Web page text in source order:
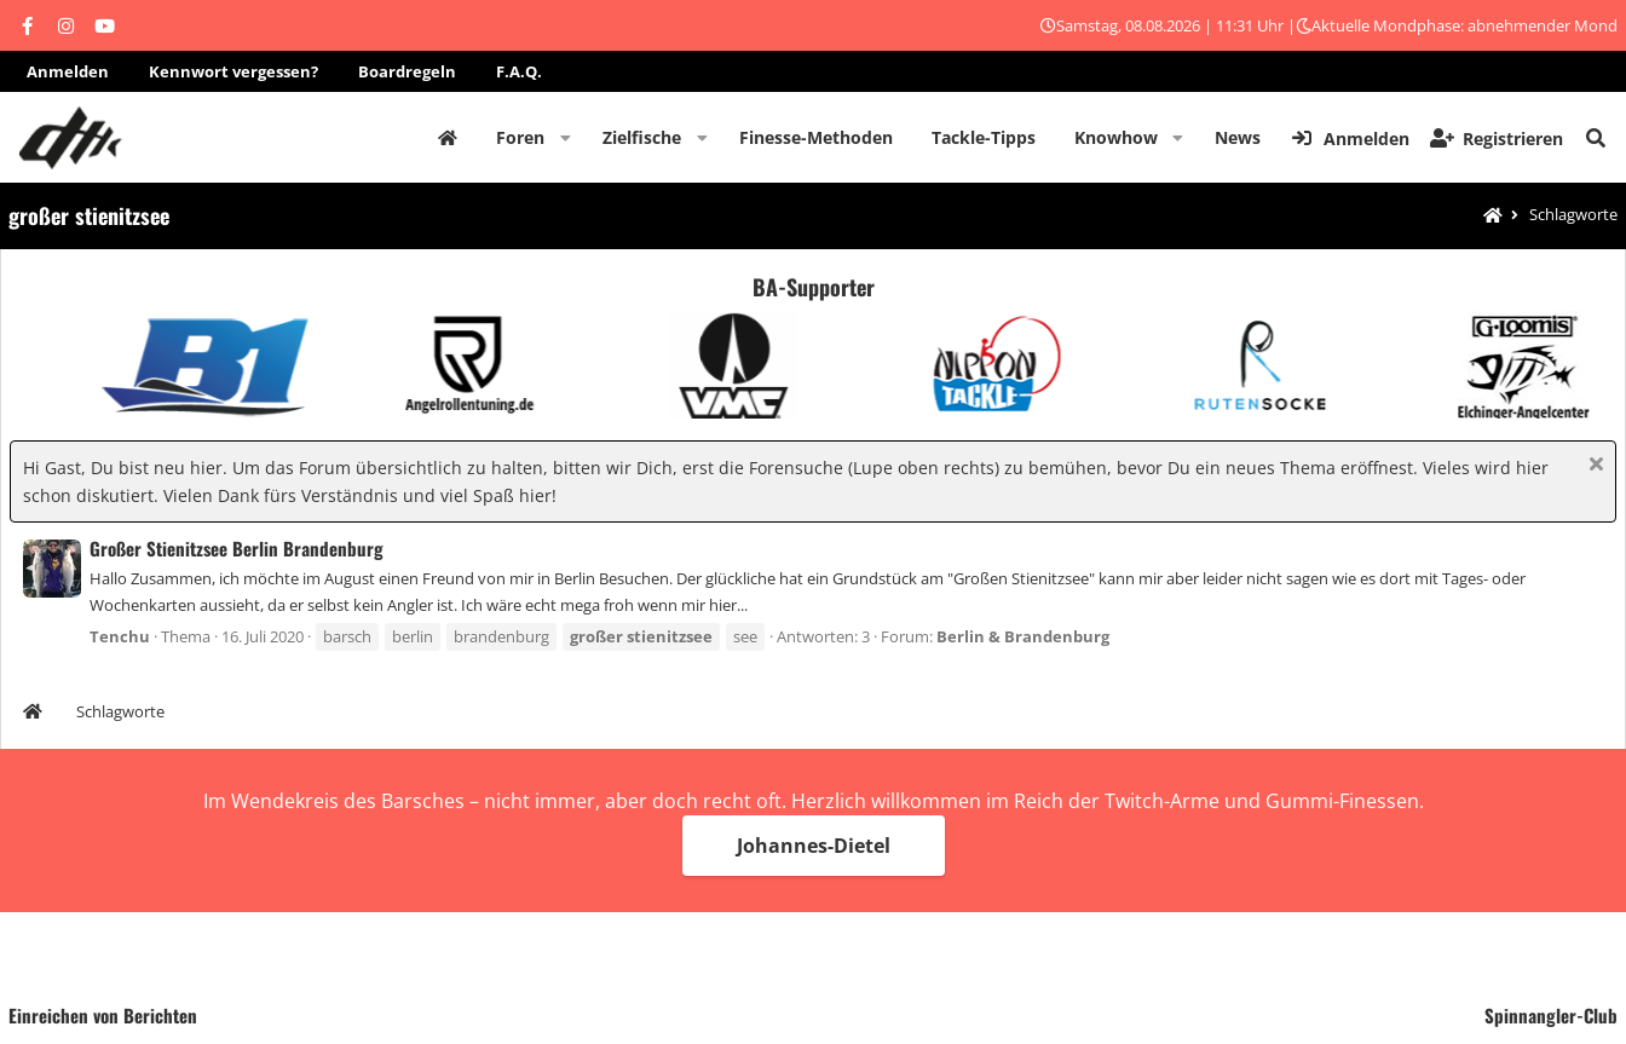
Samstag, 08.08.2026 | 11:31 Uhr | Aktuelle Mondphase: abnehmender Mond
Anmelden Kennwort vergessen? Boardregeln F.A.Q.
Foren Zielfische Finesse-Methoden Tackle-Tipps Knowhow News Anmelden Registrieren
großer stienitzsee Schlagworte
BA-Supporter
Hi Gast, Du bist neu hier. Um das Forum übersichtlich zu halten, bitten wir Dich, erst die Forensuche (Lupe oben rechts) zu bemühen, bevor Du ein neues Thema eröffnest. Vieles wird hier
schon diskutiert. Vielen Dank fürs Verständnis und viel Spaß hier!
Großer Stienitzsee Berlin Brandenburg
Hallo Zusammen, ich möchte im August einen Freund von mir in Berlin Besuchen. Der glückliche hat ein Grundstück am "Großen Stienitzsee" kann mir aber leider nicht sagen wie es dort mit Tages- oder
Wochenkarten aussieht, da er selbst kein Angler ist. Ich wäre echt mega froh wenn mir hier...
Tenchu Thema 16. Juli 2020 barsch berlin brandenburg großerstienitzsee see Antworten: 3 Forum: Berlin & Brandenburg
Schlagworte
Im Wendekreis des Barsches – nicht immer, aber doch recht oft. Herzlich willkommen im Reich der Twitch-Arme und Gummi-Finessen.
Johannes-Dietel
Einreichen von Berichten Spinnangler-Club